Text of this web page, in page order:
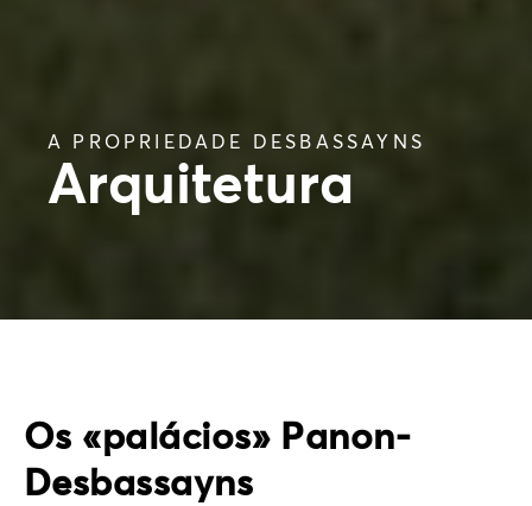
A PROPRIEDADE DESBASSAYNS
Arquitetura
Os «palácios» Panon-
Desbassayns